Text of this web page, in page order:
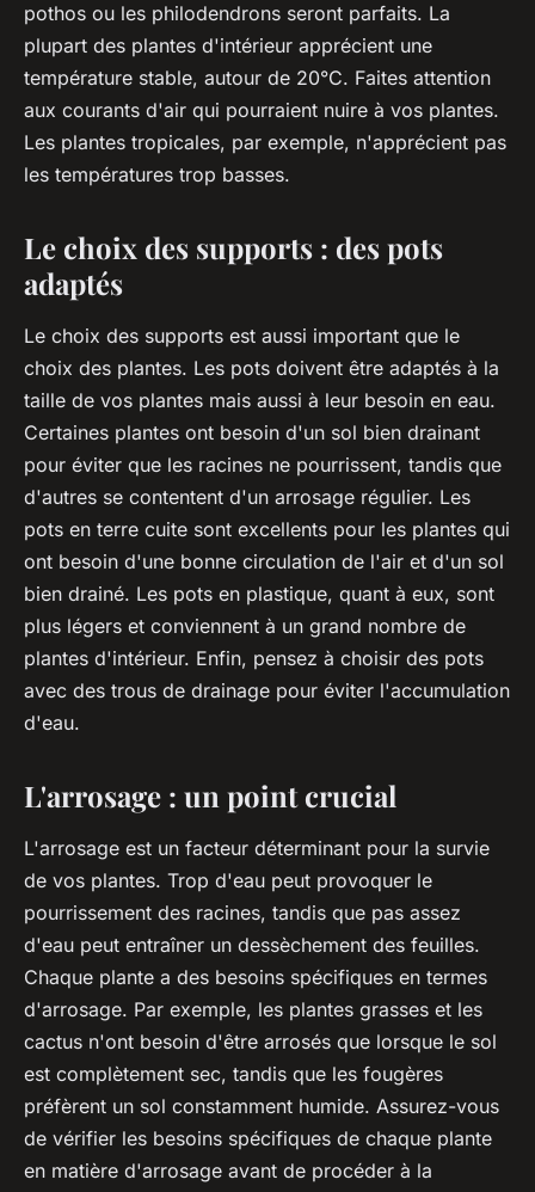
pothos ou les philodendrons seront parfaits. La
plupart des plantes d'intérieur apprécient une
température stable, autour de 20°C. Faites attention
aux courants d'air qui pourraient nuire à vos plantes.
Les plantes tropicales, par exemple, n'apprécient pas
les températures trop basses.
Le choix des supports : des pots
adaptés
Le choix des supports est aussi important que le
choix des plantes. Les pots doivent être adaptés à la
taille de vos plantes mais aussi à leur besoin en eau.
Certaines plantes ont besoin d'un sol bien drainant
pour éviter que les racines ne pourrissent, tandis que
d'autres se contentent d'un arrosage régulier. Les
pots en terre cuite sont excellents pour les plantes qui
ont besoin d'une bonne circulation de l'air et d'un sol
bien drainé. Les pots en plastique, quant à eux, sont
plus légers et conviennent à un grand nombre de
plantes d'intérieur. Enfin, pensez à choisir des pots
avec des trous de drainage pour éviter l'accumulation
d'eau.
L'arrosage : un point crucial
L'arrosage est un facteur déterminant pour la survie
de vos plantes. Trop d'eau peut provoquer le
pourrissement des racines, tandis que pas assez
d'eau peut entraîner un dessèchement des feuilles.
Chaque plante a des besoins spécifiques en termes
d'arrosage. Par exemple, les plantes grasses et les
cactus n'ont besoin d'être arrosés que lorsque le sol
est complètement sec, tandis que les fougères
préfèrent un sol constamment humide. Assurez-vous
de vérifier les besoins spécifiques de chaque plante
en matière d'arrosage avant de procéder à la